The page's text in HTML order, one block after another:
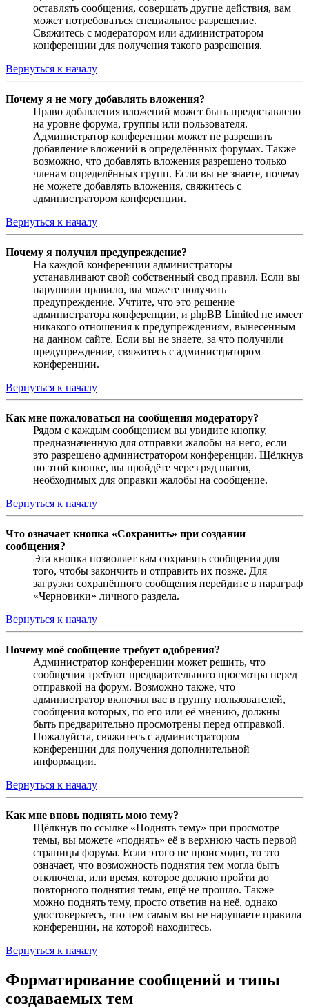
оставлять сообщения, совершать другие действия, вам
может потребоваться специальное разрешение.
Свяжитесь с модератором или администратором
конференции для получения такого разрешения.
Вернуться к началу
Почему я не могу добавлять вложения?
Право добавления вложений может быть предоставлено
на уровне форума, группы или пользователя.
Администратор конференции может не разрешить
добавление вложений в определённых форумах. Также
возможно, что добавлять вложения разрешено только
членам определённых групп. Если вы не знаете, почему
не можете добавлять вложения, свяжитесь с
администратором конференции.
Вернуться к началу
Почему я получил предупреждение?
На каждой конференции администраторы
устанавливают свой собственный свод правил. Если вы
нарушили правило, вы можете получить
предупреждение. Учтите, что это решение
администратора конференции, и phpBB Limited не имеет
никакого отношения к предупреждениям, вынесенным
на данном сайте. Если вы не знаете, за что получили
предупреждение, свяжитесь с администратором
конференции.
Вернуться к началу
Как мне пожаловаться на сообщения модератору?
Рядом с каждым сообщением вы увидите кнопку,
предназначенную для отправки жалобы на него, если
это разрешено администратором конференции. Щёлкнув
по этой кнопке, вы пройдёте через ряд шагов,
необходимых для оправки жалобы на сообщение.
Вернуться к началу
Что означает кнопка «Сохранить» при создании
сообщения?
Эта кнопка позволяет вам сохранять сообщения для
того, чтобы закончить и отправить их позже. Для
загрузки сохранённого сообщения перейдите в параграф
«Черновики» личного раздела.
Вернуться к началу
Почему моё сообщение требует одобрения?
Администратор конференции может решить, что
сообщения требуют предварительного просмотра перед
отправкой на форум. Возможно также, что
администратор включил вас в группу пользователей,
сообщения которых, по его или её мнению, должны
быть предварительно просмотрены перед отправкой.
Пожалуйста, свяжитесь с администратором
конференции для получения дополнительной
информации.
Вернуться к началу
Как мне вновь поднять мою тему?
Щёлкнув по ссылке «Поднять тему» при просмотре
темы, вы можете «поднять» её в верхнюю часть первой
страницы форума. Если этого не происходит, то это
означает, что возможность поднятия тем могла быть
отключена, или время, которое должно пройти до
повторного поднятия темы, ещё не прошло. Также
можно поднять тему, просто ответив на неё, однако
удостоверьтесь, что тем самым вы не нарушаете правила
конференции, на которой находитесь.
Вернуться к началу
Форматирование сообщений и типы
создаваемых тем